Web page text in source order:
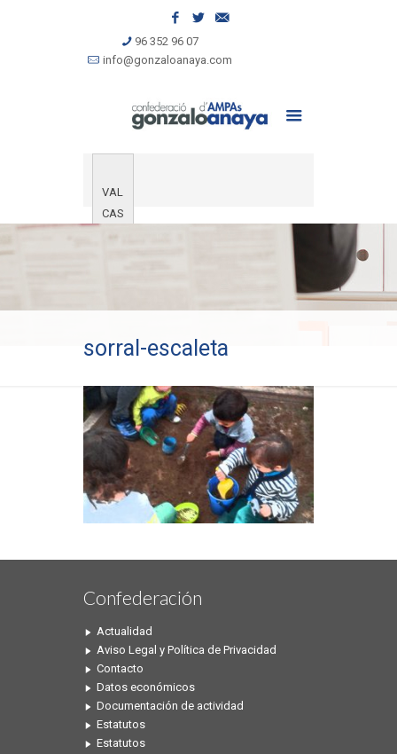
96 352 96 07
info@gonzaloanaya.com
VAL
CAS
sorral-escaleta
Confederación
Actualidad
Aviso Legal y Política de Privacidad
Contacto
Datos económicos
Documentación de actividad
Estatutos
Estatutos